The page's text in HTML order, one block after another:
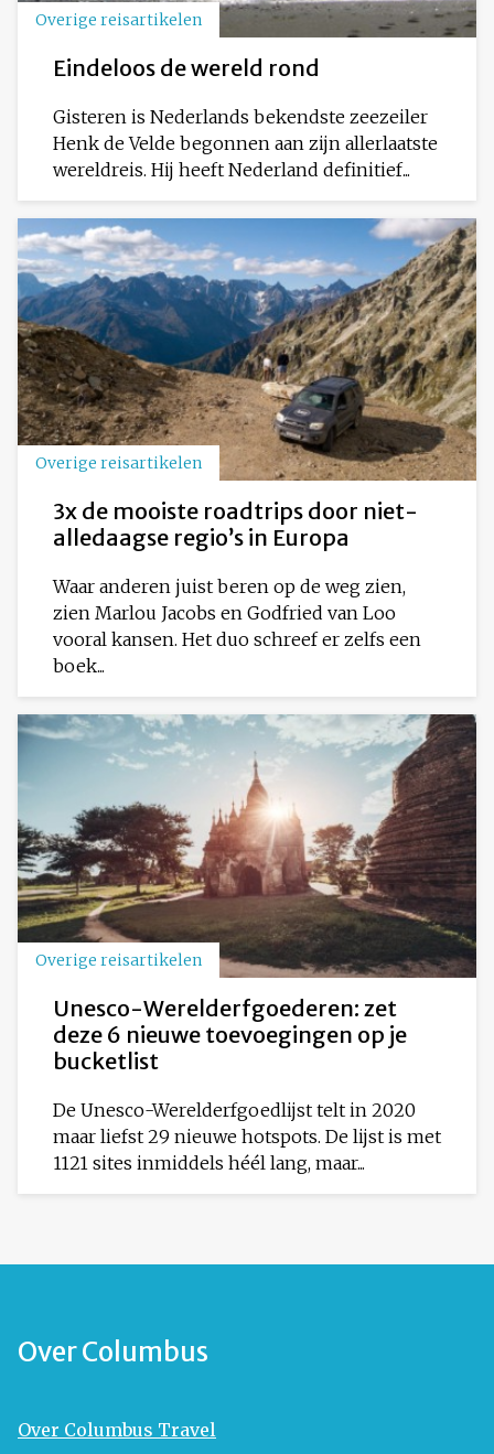
Overige reisartikelen
Eindeloos de wereld rond
Gisteren is Nederlands bekendste zeezeiler
Henk de Velde begonnen aan zijn allerlaatste
wereldreis. Hij heeft Nederland definitief...
Overige reisartikelen
3x de mooiste roadtrips door niet-
alledaagse regio’s in Europa
Waar anderen juist beren op de weg zien,
zien Marlou Jacobs en Godfried van Loo
vooral kansen. Het duo schreef er zelfs een
boek...
Overige reisartikelen
Unesco-Werelderfgoederen: zet
deze 6 nieuwe toevoegingen op je
bucketlist
De Unesco-Werelderfgoedlijst telt in 2020
maar liefst 29 nieuwe hotspots. De lijst is met
1121 sites inmiddels héél lang, maar...
Over Columbus
Over Columbus Travel